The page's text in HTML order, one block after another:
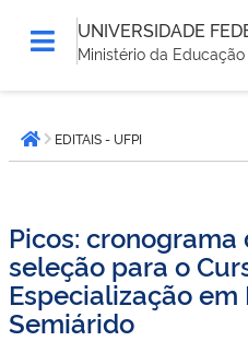
UNIVERSIDADE
Ministério da Educação
está
aqui:Página inicial
EDITAIS - UFPI
Picos:
seleção para o
Especialização
Semiárido